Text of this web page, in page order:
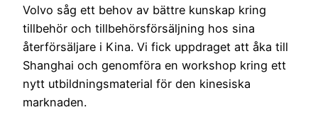
Volvo såg ett behov av bättre kunskap kring
tillbehör och tillbehörsförsäljning hos sina
återförsäljare i Kina. Vi fick uppdraget att åka till
Shanghai och genomföra en workshop kring ett
nytt utbildningsmaterial för den kinesiska
marknaden.